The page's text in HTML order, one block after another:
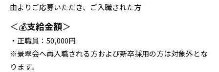
由よりご応募いただき、ご入職された方
＜💰支給金額＞
・正職員：50,000円
※景翠会へ再入職される方および新卒採用の方は対象外とな
ります。